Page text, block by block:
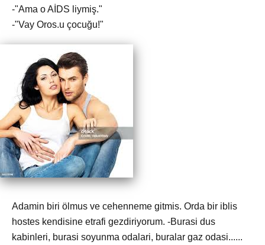
-"Ama o AİDS liymiş."
-"Vay Oros.u çocuğu!"
Adamin biri ölmus ve cehenneme gitmis. Orda bir iblis
hostes kendisine etrafi gezdiriyorum. -Burasi dus
kabinleri, burasi soyunma odalari, buralar gaz odasi......